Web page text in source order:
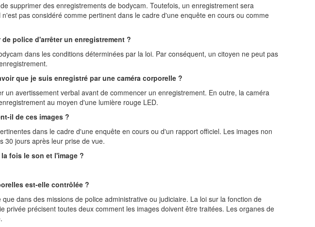
supprimer des enregistrements de bodycam. Toutefois, un enregistrement sera
pas considéré comme pertinent dans le cadre d'une enquête en cours ou comme
police d'arrêter un enregistrement ?
dans les conditions déterminées par la loi. Par conséquent, un citoyen ne peut pas
que je suis enregistré par une caméra corporelle ?
un avertissement verbal avant de commencer un enregistrement. En outre, la caméra
au moyen d'une lumière rouge LED.
il de ces images ?
dans le cadre d'une enquête en cours ou d'un rapport officiel. Les images non
30 jours après leur prise de vue.
fois le son et l'image ?
est-elle contrôlée ?
dans des missions de police administrative ou judiciaire. La loi sur la fonction de
privée précisent toutes deux comment les images doivent être traitées. Les organes de